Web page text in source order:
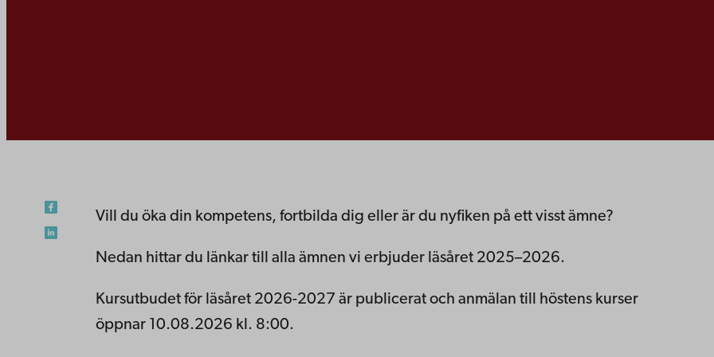
Vill du öka din kompetens, fortbilda dig eller är du nyfiken på ett visst ämne?
Nedan hittar du länkar till alla ämnen vi erbjuder läsåret 2025–2026.
Kursutbudet för läsåret 2026-2027 är publicerat och anmälan till höstens kurser
öppnar 10.08.2026 kl. 8:00.